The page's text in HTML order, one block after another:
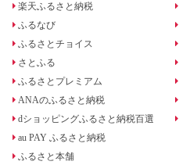
楽天ふるさと納税
ふるなび
ふるさとチョイス
さとふる
ふるさとプレミアム
ANAのふるさと納税
dショッピングふるさと納税百選
au PAY ふるさと納税
ふるさと本舗